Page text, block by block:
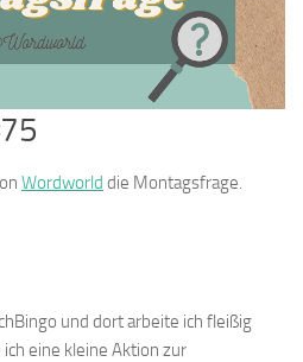
Wordworld die Montagsfrage.
und dort arbeite ich fleißig
eine kleine Aktion zur